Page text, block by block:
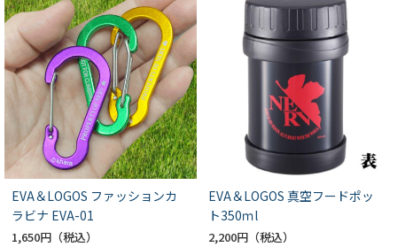
EVA＆LOGOS ファッションカ
ラビナ EVA-01
1,650円
EVA＆LOGOS 真空フードポッ
ト350ｍl
2,200円